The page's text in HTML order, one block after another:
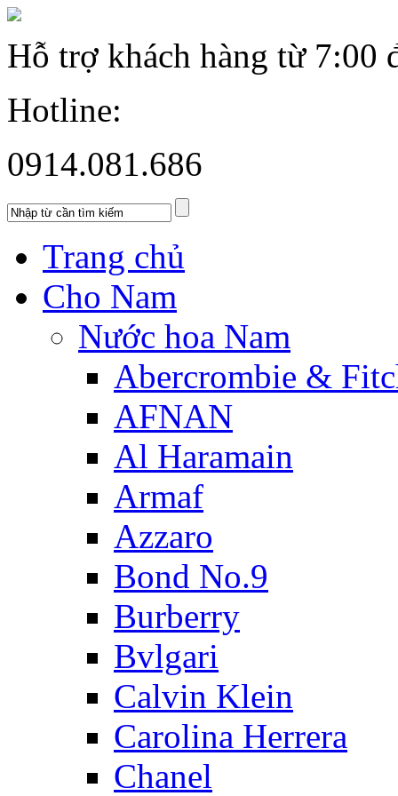
Hỗ trợ khách hàng từ 7:00
Hotline:
0914.081.686
Trang chủ
Cho Nam
Nước hoa Nam
Abercrombie &
AFNAN
Al Haramain
Armaf
Azzaro
Bond No.9
Burberry
Bvlgari
Calvin Klein
Carolina Herrera
Chanel